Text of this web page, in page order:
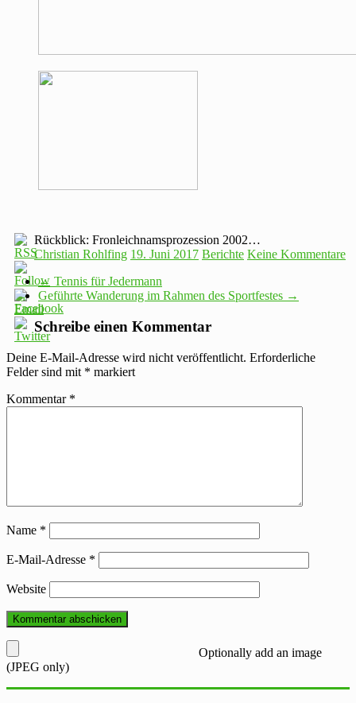
Rückblick: Fronleichnamsprozession 2002…
Christian Rohlfing 19. Juni 2017 Berichte Keine Kommentare
← Tennis für Jedermann
Geführte Wanderung im Rahmen des Sportfestes →
Schreibe einen Kommentar
Deine E-Mail-Adresse wird nicht veröffentlicht. Erforderliche
Felder sind mit * markiert
Kommentar *
Name *
E-Mail-Adresse *
Website
Optionally add an image
(JPEG only)